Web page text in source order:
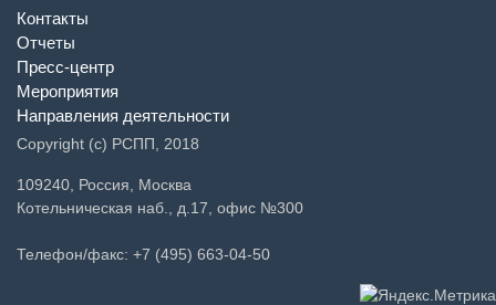
Контакты
Отчеты
Пресс-центр
Мероприятия
Направления деятельности
Copyright (c) РСПП, 2018
109240, Россия, Москва
Котельническая наб., д.17, офис №300
Телефон/факс: +7 (495) 663-04-50